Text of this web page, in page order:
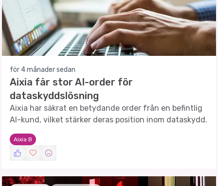
för 4 månader sedan
Aixia får stor AI-order för
dataskyddslösning
Aixia har säkrat en betydande order från en befintlig
AI-kund, vilket stärker deras position inom dataskydd.
Aixia B